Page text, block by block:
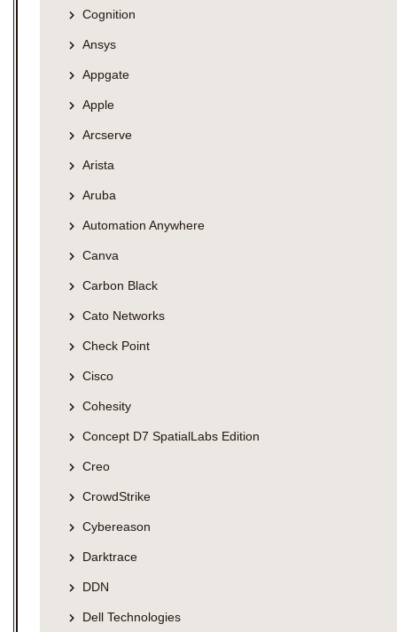
Cognition
Ansys
Appgate
Apple
Arcserve
Arista
Aruba
Automation Anywhere
Canva
Carbon Black
Cato Networks
Check Point
Cisco
Cohesity
Concept D7 SpatialLabs Edition
Creo
CrowdStrike
Cybereason
Darktrace
DDN
Dell Technologies